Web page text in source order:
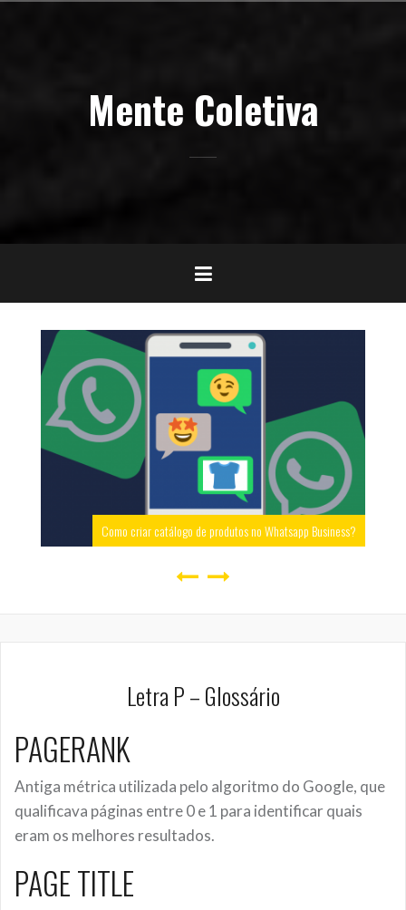
Mente Coletiva
Como criar catálogo de produtos no Whatsapp Business?
Letra P – Glossário
PAGERANK
Antiga métrica utilizada pelo algoritmo do Google, que
qualificava páginas entre 0 e 1 para identificar quais
eram os melhores resultados.
PAGE TITLE